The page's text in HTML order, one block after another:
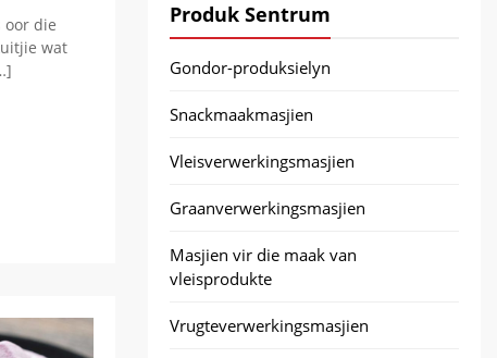
oor die
wat
Produk Sentrum
Gondor-produksielyn
Snackmaakmasjien
Vleisverwerkingsmasjien
Graanverwerkingsmasjien
Masjien vir die maak van
vleisprodukte
Vrugteverwerkingsmasjien